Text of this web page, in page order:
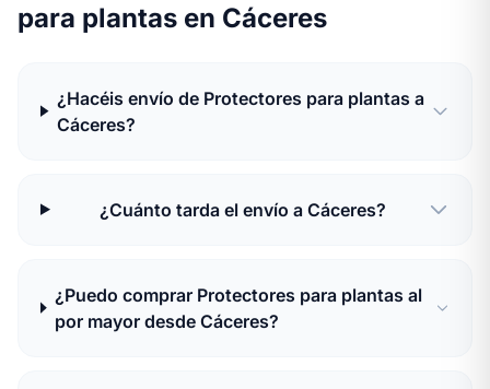
para plantas en Cáceres
¿Hacéis envío de Protectores para plantas a
Cáceres?
¿Cuánto tarda el envío a Cáceres?
¿Puedo comprar Protectores para plantas al
por mayor desde Cáceres?